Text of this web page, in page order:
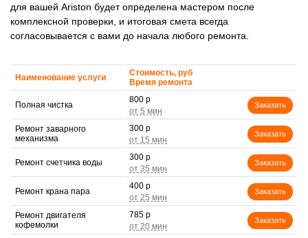
для вашей Ariston будет определена мастером после
комплексной проверки, и итоговая смета всегда
согласовывается с вами до начала любого ремонта.
Наименование услуги
Стоимость, руб
Время ремонта
Полная чистка
800 р
Заказать
Ремонт заварного
механизма
300 р
Заказать
Ремонт счетчика воды
300 р
Заказать
Ремонт крана пара
400 р
Заказать
Ремонт двигателя
кофемолки
785 р
Заказать